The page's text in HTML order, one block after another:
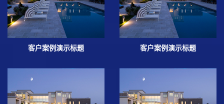
客户案例演示标题 客户案例演示标题